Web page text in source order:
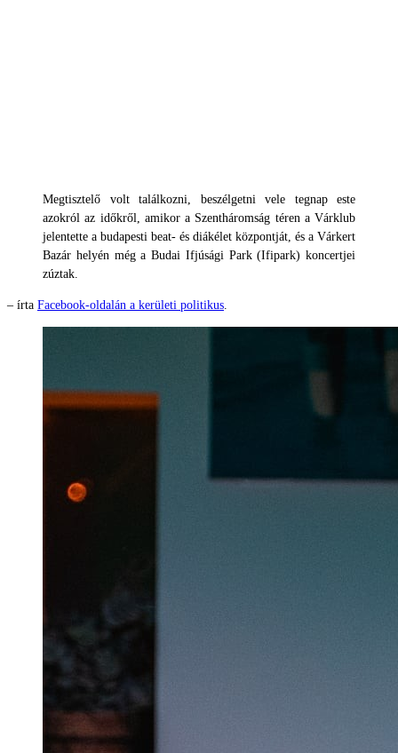
Megtisztelő volt találkozni, beszélgetni vele tegnap este
azokról az időkről, amikor a Szentháromság téren a Várklub
jelentette a budapesti beat- és diákélet központját, és a Várkert
Bazár helyén még a Budai Ifjúsági Park (Ifipark) koncertjei
zúztak.
– írta Facebook-oldalán a kerületi politikus